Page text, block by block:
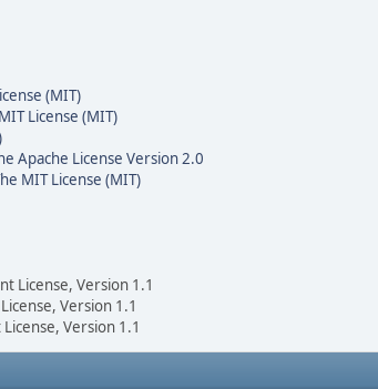
(MIT)
License (MIT)
Apache License Version 2.0
MIT License (MIT)
License, Version 1.1
Version 1.1
Version 1.1